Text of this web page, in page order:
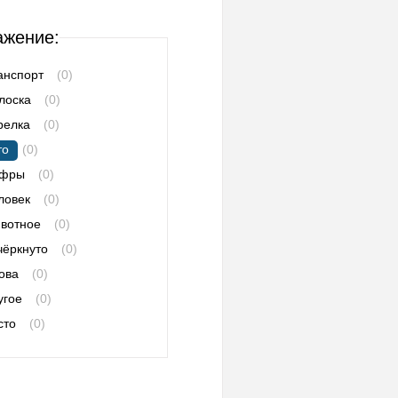
(0)
(0)
(0)
(0)
(0)
(0)
(0)
(0)
(0)
(0)
(0)